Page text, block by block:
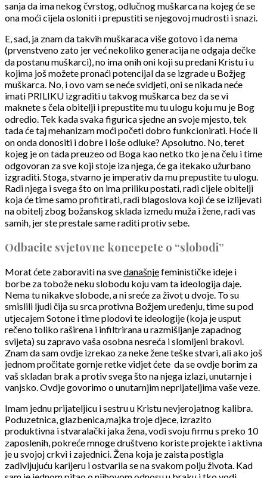
sanja da ima nekog čvrstog, odlučnog muškarca na kojeg će se
ona moći cijela osloniti i prepustiti se njegovoj mudrosti i snazi.
E, sad, ja znam da takvih muškaraca više gotovo i da nema
(prvenstveno zato jer već nekoliko generacija ne odgaja dečke
da postanu muškarci), no ima onih oni koji su predani Kristu i u
kojima još možete pronaći potencijal da se izgrade u Božjeg
muškarca. No, i ovo vam se neće svidjeti, oni se nikada neće
imati PRILIKU izgraditi u takvog muškarca bez da se vi
maknete s čela obitelji i prepustite mu tu ulogu koju mu je Bog
odredio. Tek kada svaka figurica sjedne an svoje mjesto, tek
tada će taj mehanizam moći početi dobro funkcionirati. Hoće li
on onda donositi i dobre i loše odluke? Apsolutno. No, teret
kojeg je on tada preuzeo od Boga kao netko tko je na čelu i time
odgovoran za sve koji stoje iza njega, će ga itekako užurbano
izgraditi. Stoga, stvarno je imperativ da mu prepustite tu ulogu.
Radi njega i svega što on ima priliku postati, radi cijele obitelji
koja će time samo profitirati, radi blagoslova koji će se izlijevati
na obitelj zbog božanskog sklada između muža i žene, radi vas
samih, jer ste prestale same raditi protiv sebe.
Odbacite svjetovne koncepete o “slobodi”
Morat ćete zaboraviti na svedanašnjefeminističke ideje i
borbe za tobože neku slobodu koju vam ta ideologija daje.
Nema tu nikakve slobode, a ni sreće za život u dvoje. To su
smislili ljudi čija su srca protivna Božjem uređenju, time su pod
utjecajem Sotone i time plodovi te ideologije (koja je usput
rečeno toliko raširena i infiltrirana u razmišljanje zapadnog
svijeta) su zapravo vaša osobna nesreća i slomljeni brakovi.
Znam da sam ovdje izrekao za neke žene teške stvari, ali ako još
jednom pročitate gornje retke vidjet ćete da se ovdje borim za
vaš skladan brak a protiv svega što na njega izlazi, unutarnje i
vanjsko. Ovdje govorimo o unutarnjim neprijateljima vaše veze.
Imam jednu prijateljicu i sestru u Kristu nevjerojatnog kalibra.
Poduzetnica, glazbenica,majka troje djece, izrazito
produktivna i stvaralački jaka žena, vodi svoju firmu s preko 10
zaposlenih, pokreće mnoge društveno koriste projekte i aktivna
je u svojoj crkvi i zajednici. Žena koja je zaista postigla
zadivljujuću karijeru i ostvarila se na svakom polju života. Kad